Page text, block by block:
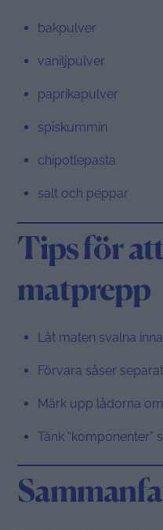
bakpulver
vaniljpulver
paprikapulver
spiskummin
chipotlepasta
salt och peppar
Tips för
matprepp
Låt maten svalna
Förvara såser
Märk upp lådorna
Tänk “komponenter”